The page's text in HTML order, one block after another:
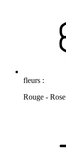
fleurs :
Rouge - Rose